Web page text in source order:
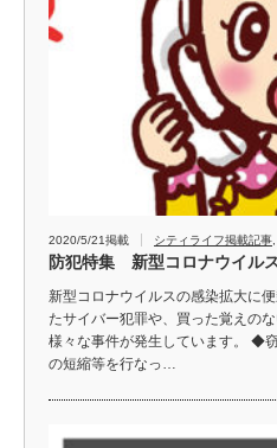
2020/5/21掲載 シティライフ掲載記事
防犯特集 新型コロナウイル
新型コロナウイルスの感染拡大に
たサイバー犯罪や、買った覚えの
様々な事件が発生しています。 ◆
の短縮等を行なっ…